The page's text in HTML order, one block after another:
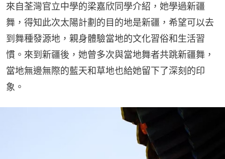
來自荃灣官立中學的梁嘉欣同學介紹，她學過新疆
舞，得知此次太陽計劃的目的地是新疆，希望可以去
到舞種發源地，親身體驗當地的文化習俗和生活習
慣。來到新疆後，她曾多次與當地舞者共跳新疆舞，
當地無邊無際的藍天和草地也給她留下了深刻的印
象。